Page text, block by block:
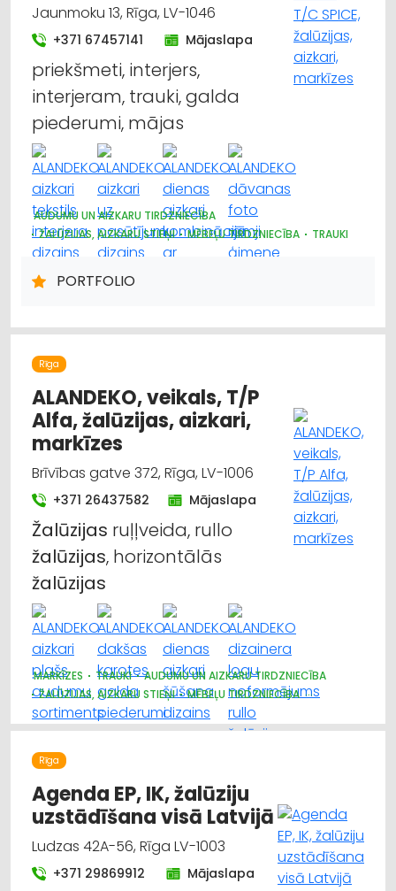
Jaunmoku 13, Rīga, LV-1046
+371 67457141 Mājaslapa
priekšmeti, interjers,
interjeram, trauki, galda
piederumi, mājas
AUDUMU UN AIZKARU TIRDZNIECĪBA
ŽALŪZIJAS, AIZKARU STIEŅI
MĒBEĻU TIRDZNIECĪBA
TRAUKI
MARKĪZES
DIZAINS UN INTERJERS; PRIEKŠMETI UN PAKALPOJUMI
APGAISMES TEHNIKAS TIRDZNIECĪBA
PORTFOLIO
Rīga
ALANDEKO, veikals, T/P
Alfa, žalūzijas, aizkari,
markīzes
Brīvības gatve 372, Rīga, LV-1006
+371 26437582 Mājaslapa
Žalūzijas ruļļveida, rullo
žalūzijas, horizontālās
žalūzijas
MARKĪZES TRAUKI
AUDUMU UN AIZKARU TIRDZNIECĪBA
ŽALŪZIJAS, AIZKARU STIEŅI
MĒBEĻU TIRDZNIECĪBA
DIZAINS UN INTERJERS; PRIEKŠMETI UN PAKALPOJUMI
APGAISMES TEHNIKAS TIRDZNIECĪBA
SUVENĪRI, DĀVANAS
Rīga
Agenda EP, IK, žalūziju
uzstādīšana visā Latvijā
Ludzas 42A-56, Rīga LV-1003
+371 29869912 Mājaslapa